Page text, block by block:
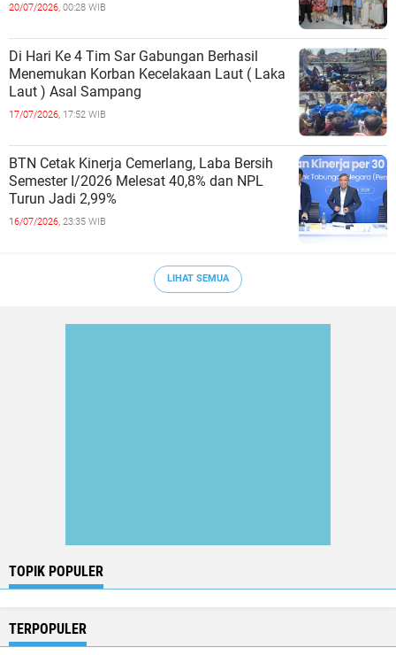
20/07/2026, 00:28 WIB
Di Hari Ke 4 Tim Sar Gabungan Berhasil
Menemukan Korban Kecelakaan Laut ( Laka
Laut ) Asal Sampang
17/07/2026, 17:52 WIB
BTN Cetak Kinerja Cemerlang, Laba Bersih
Semester I/2026 Melesat 40,8% dan NPL
Turun Jadi 2,99%
16/07/2026, 23:35 WIB
LIHAT SEMUA
TOPIK POPULER
TERPOPULER